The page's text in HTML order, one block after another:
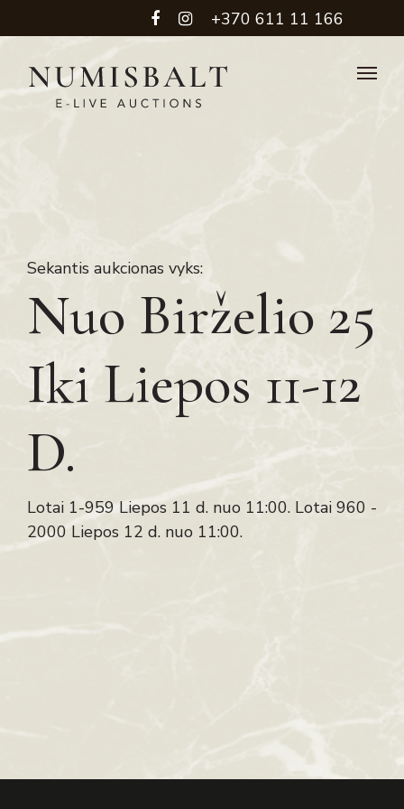
+370 611 11 166
Sekantis aukcionas vyks:
Nuo Birželio 25
Iki Liepos 11-12
D.
Lotai 1-959 Liepos 11 d. nuo 11:00. Lotai 960 -
2000 Liepos 12 d. nuo 11:00.